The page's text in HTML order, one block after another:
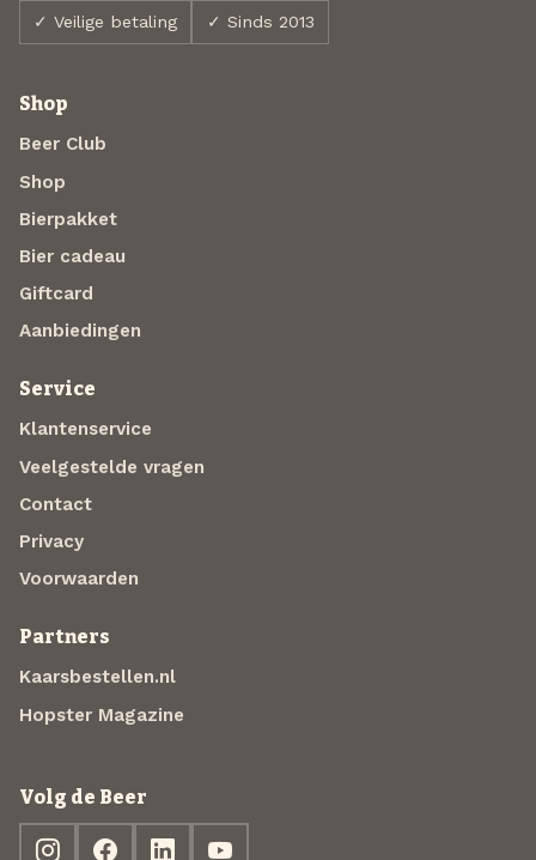
✓ Veilige betaling ✓ Sinds 2013
Shop
Beer Club
Shop
Bierpakket
Bier cadeau
Giftcard
Aanbiedingen
Service
Klantenservice
Veelgestelde vragen
Contact
Privacy
Voorwaarden
Partners
Kaarsbestellen.nl
Hopster Magazine
Volg de Beer